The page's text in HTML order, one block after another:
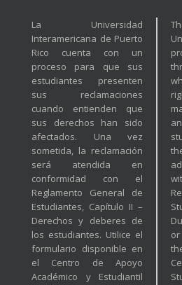
La Universidad
Interamericana de Puerto
Rico cuenta con un
proceso para que sus
estudiantes presenten
sus reclamaciones
cuando entienden que
sus derechos han sido
afectados. Una vez
sometida, la reclamación
será atendida en
conformidad con el
Reglamento General de
Estudiantes, Capítulo II –
Derechos y deberes de
los estudiantes. Utilice el
formulario disponible en
el Centro de Apoyo
Académico y Estudiantil